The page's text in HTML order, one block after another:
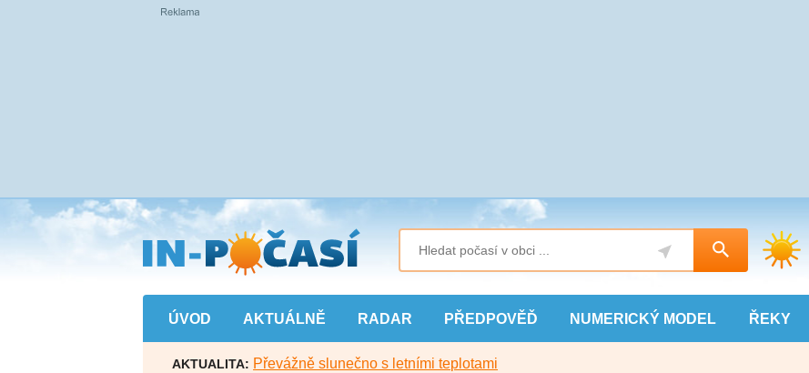
Přejít
na
hlavní
obsah
ÚVOD AKTUÁLNĚ RADAR PŘEDPOVĚĎ NUMERICKÝ MODEL ŘEKY
AKTUALITA: Převážně slunečno s letními teplotami